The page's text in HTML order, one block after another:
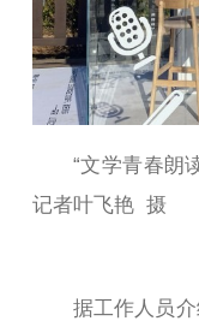
“文学青春朗
记者叶飞艳 摄
据工作人员